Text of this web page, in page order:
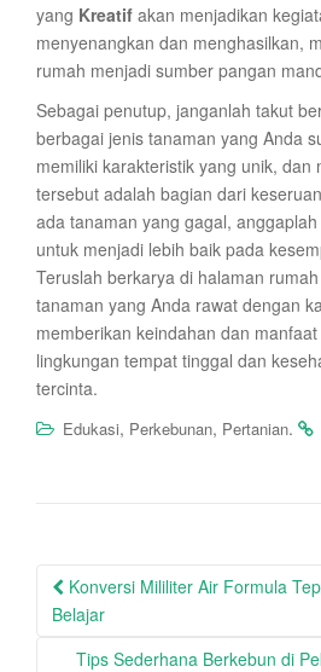
yang Kreatif akan menjadikan
menyenangkan dan menghasilkan,
rumah menjadi sumber pangan
Sebagai penutup, janganlah takut
berbagai jenis tanaman yang Anda
memiliki karakteristik yang unik, dan
tersebut adalah bagian dari
ada tanaman yang gagal,
untuk menjadi lebih baik pada
Teruslah berkarya di halaman
tanaman yang Anda rawat dengan
memberikan keindahan dan
lingkungan tempat tinggal dan
tercinta.
Edukasi, Perkebunan, Pertanian.
Post
navigation
Konversi Mililiter Air Formula
Belajar
Tips Sederhana Berkebun di